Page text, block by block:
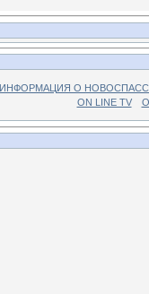
ИНФОРМАЦИЯ О
ON LINE TV